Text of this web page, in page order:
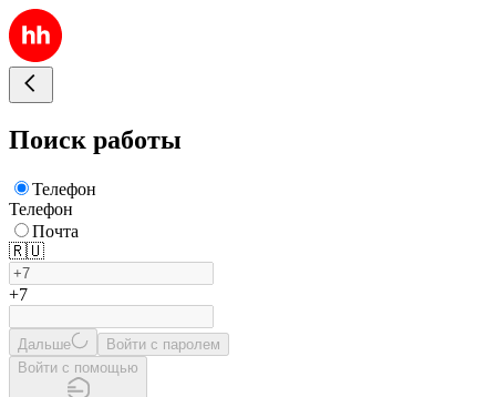
Поиск работы
Телефон
Телефон
Почта
🇷🇺
+7
Дальше
Войти с паролем
Войти с помощью